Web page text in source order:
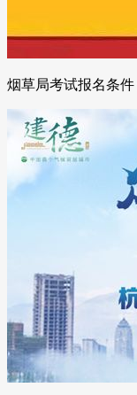
烟草局考试报名条